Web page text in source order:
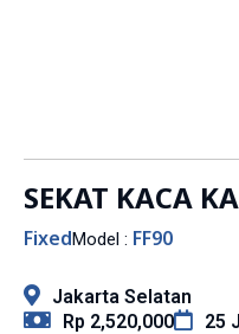
SEKAT KACA
FixedModel : FF90
Jakarta Selatan
Rp 2,520,000
25